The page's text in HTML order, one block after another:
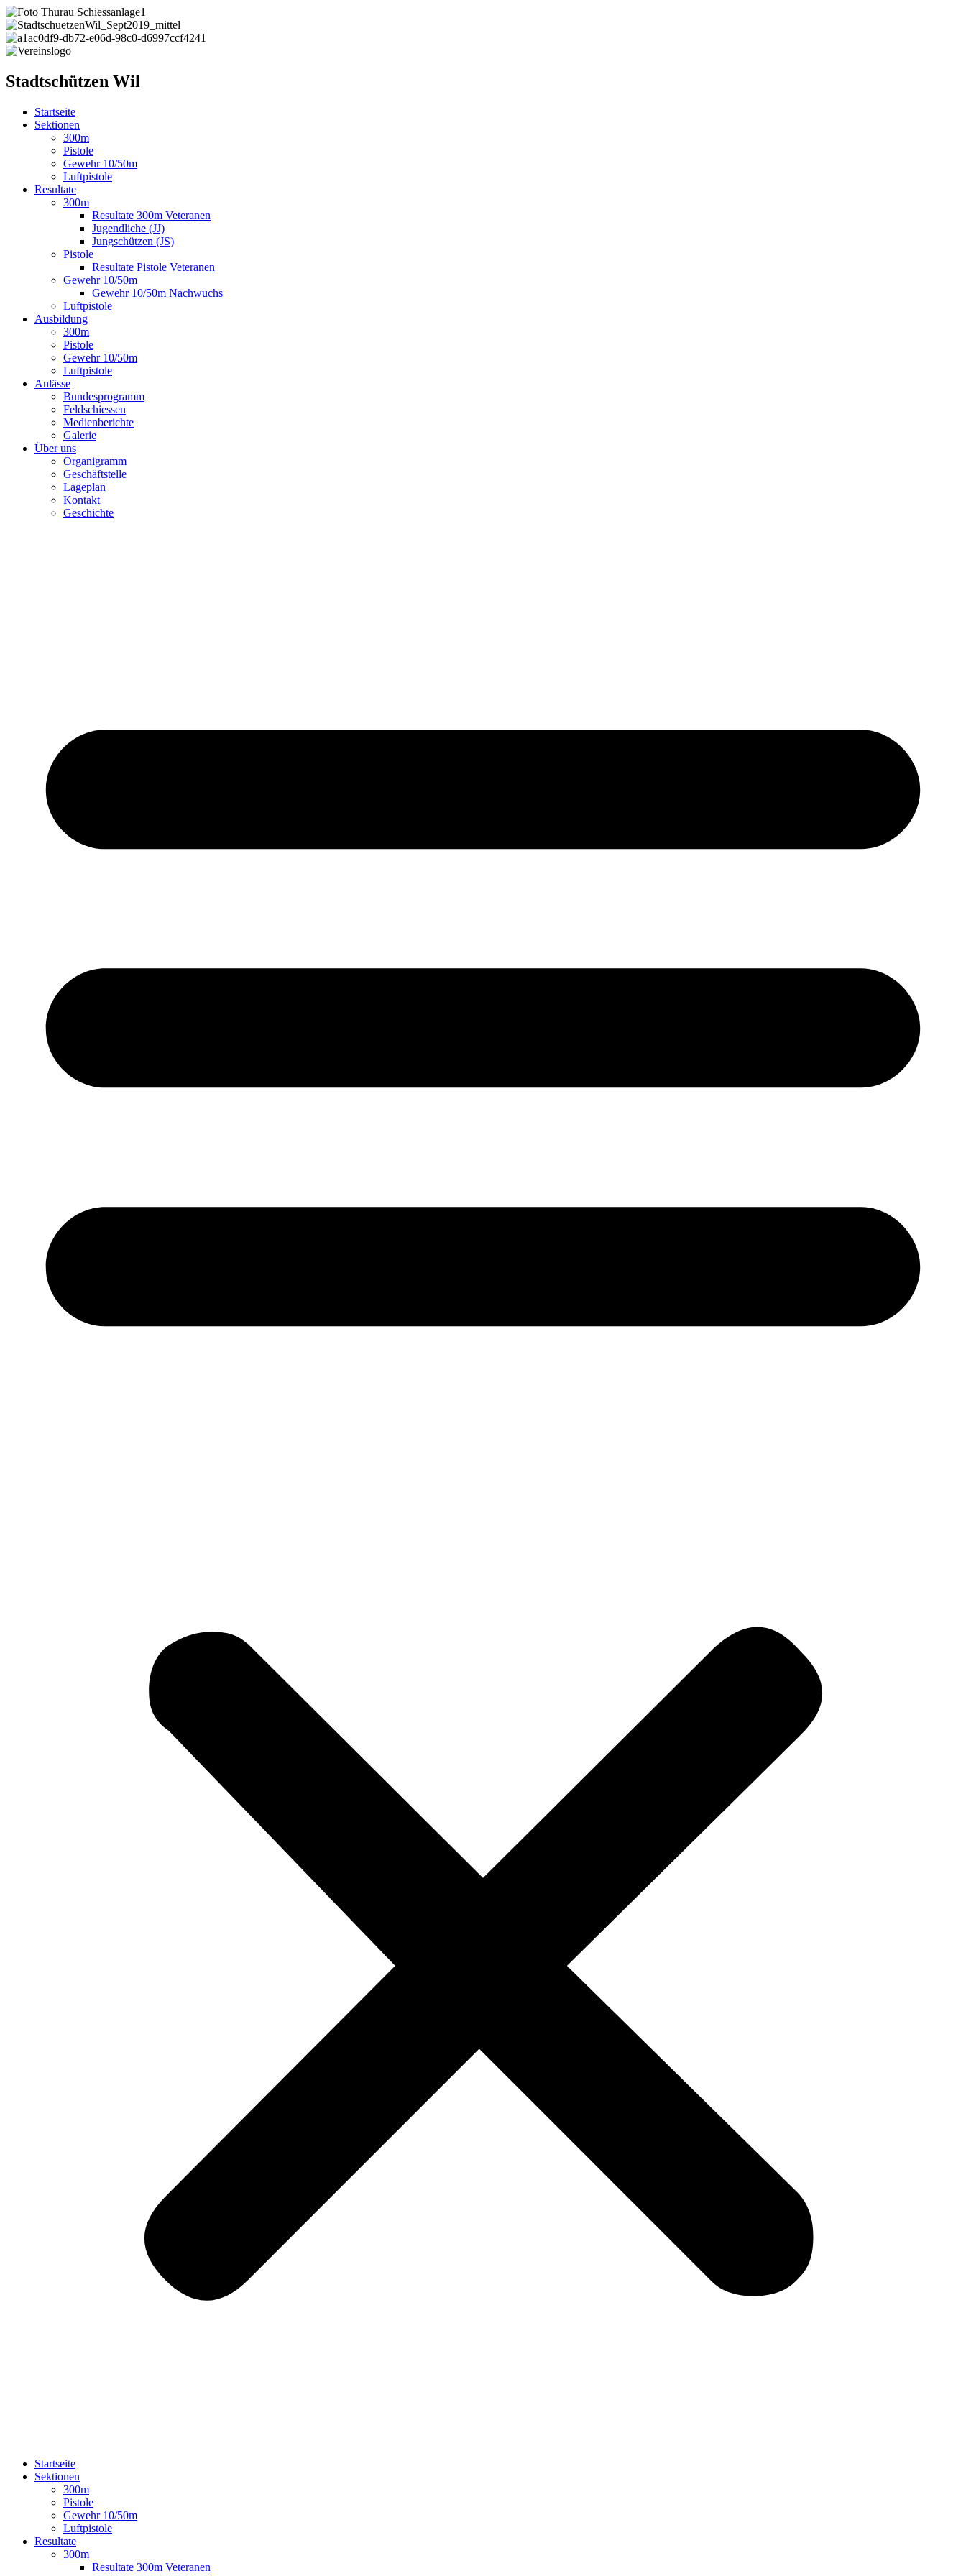
Stadtschützen Wil
Startseite
Sektionen
300m
Pistole
Gewehr 10/50m
Luftpistole
Resultate
300m
Resultate 300m Veteranen
Jugendliche (JJ)
Jungschützen (JS)
Pistole
Resultate Pistole Veteranen
Gewehr 10/50m
Gewehr 10/50m Nachwuchs
Luftpistole
Ausbildung
300m
Pistole
Gewehr 10/50m
Luftpistole
Anlässe
Bundesprogramm
Feldschiessen
Medienberichte
Galerie
Über uns
Organigramm
Geschäftstelle
Lageplan
Kontakt
Geschichte
Startseite
Sektionen
300m
Pistole
Gewehr 10/50m
Luftpistole
Resultate
300m
Resultate 300m Veteranen